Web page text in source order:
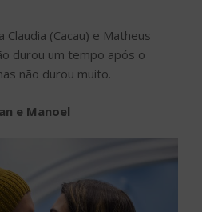
(Cacau) e Matheus
durou um tempo após o
não durou muito.
e Manoel